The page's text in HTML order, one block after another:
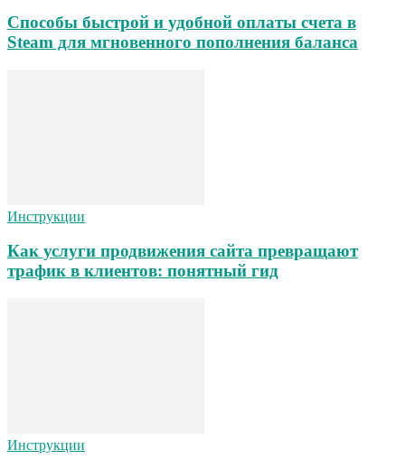
Способы быстрой и удобной оплаты счета в
Steam для мгновенного пополнения баланса
Инструкции
Как услуги продвижения сайта превращают
трафик в клиентов: понятный гид
Инструкции